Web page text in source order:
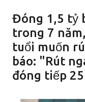
Đóng 1,5 tỷ
trong 7
tuổi muốn
báo: "Rút
đóng tiếp